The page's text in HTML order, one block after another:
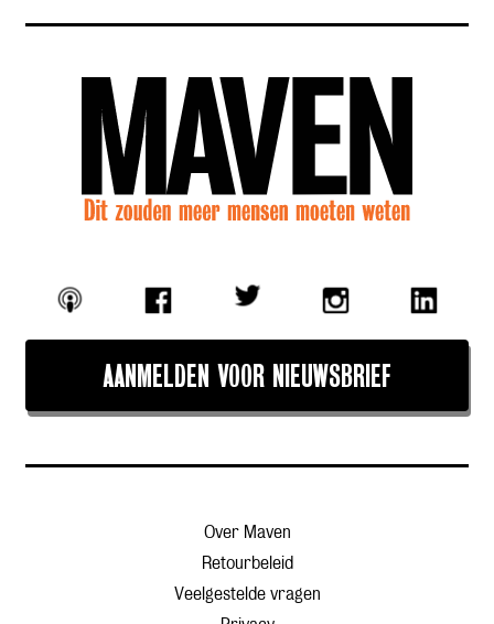
AANMELDEN VOOR NIEUWSBRIEF
Over Maven
Retourbeleid
Veelgestelde vragen